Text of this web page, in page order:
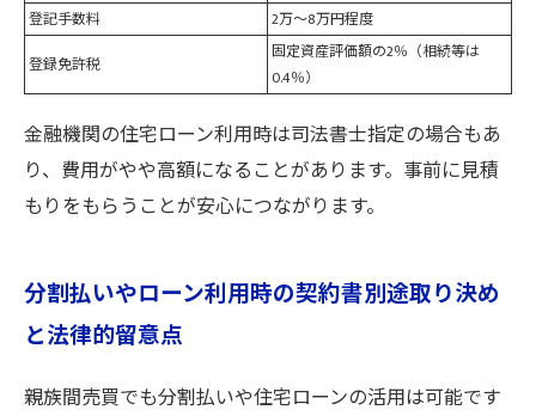
登記手数料
2万～8万円程度
登録免許税
固定資産評価額の2％（相続等は
0.4％）
金融機関の住宅ローン利用時は司法書士指定の場合もあ
り、費用がやや高額になることがあります。事前に見積
もりをもらうことが安心につながります。
分割払いやローン利用時の契約書別途取り決め
と法律的留意点
親族間売買でも分割払いや住宅ローンの活用は可能です